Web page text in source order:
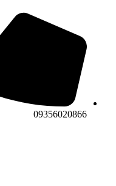
09356020866